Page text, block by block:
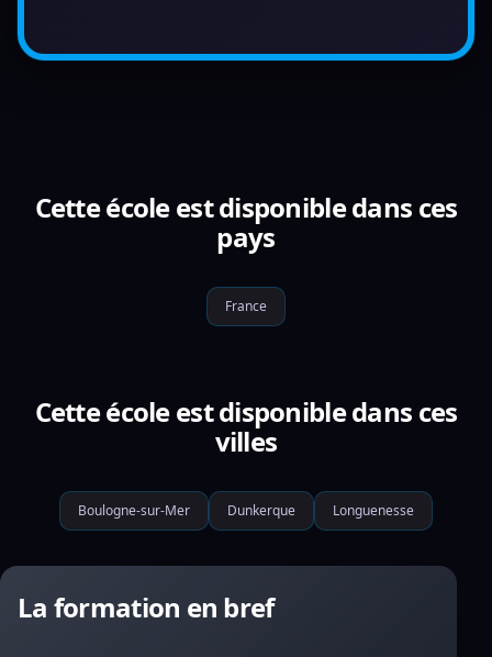
Cette école est disponible dans ces
pays
France
Cette école est disponible dans ces
villes
Boulogne-sur-Mer Dunkerque Longuenesse
La formation en bref